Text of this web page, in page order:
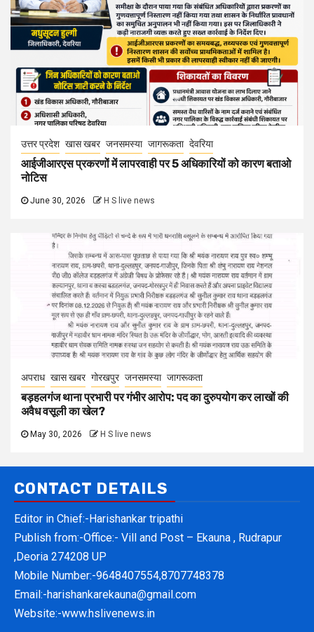
उत्तर प्रदेश खास खबर जनसमस्या जागरूकता देवरिया
आईजीआरएस प्रकरणों में लापरवाही पर 5 अधिकारियों को कारण बताओ
नोटिस
June 30, 2026 H S live news
अपराध खास खबर गोरखपुर जनसमस्या जागरूकता
बड़हलगंज थाना प्रभारी पर गंभीर आरोप: पद का दुरुपयोग कर लाखों की
अवैध वसूली का खेल?
May 30, 2026 H S live news
CONTACT DETAILS
Editor in Chief:-Harishankar tripathi
Publish from:-Office:- Vill and Post – Ekauna , Rudrapur
,Deoria 274208 UP
Mobile Number:-9648407554,8707748378
Email:-harishankarekauna@gmail.com
Website:-www.hslivenews.in